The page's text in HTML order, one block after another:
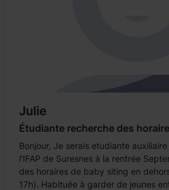
Julie
Étudiante recherche des
Bonjour, Je serais etudiante
l'IFAP de Suresnes à la rentrée
des horaires de baby siting en
17h). Habituée à garder de jeunes